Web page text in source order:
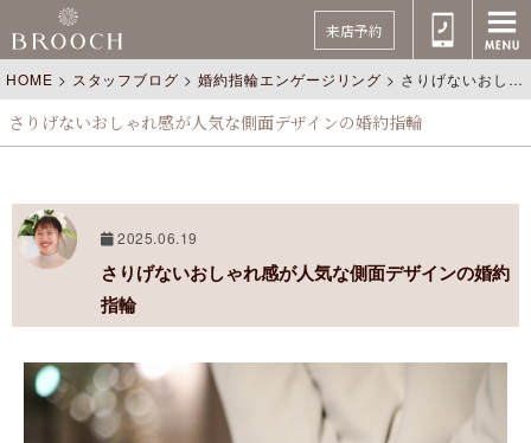
来店予約
HOME > スタッフブログ >婚約指輪エンゲージリング > さりげないおしゃれ感が人気な側面デザインの婚約指輪
さりげないおしゃれ感が人気な側面デザインの婚約指輪
2025.06.19
さりげないおしゃれ感が人気な側面デザインの婚約
指輪